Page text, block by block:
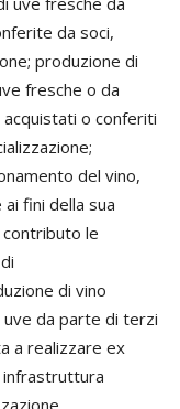
da soci,
produzione di
fresche o da
o conferiti
del vino,
fini della sua
contributo le
di vino
da parte di terzi
a realizzare ex
infrastruttura